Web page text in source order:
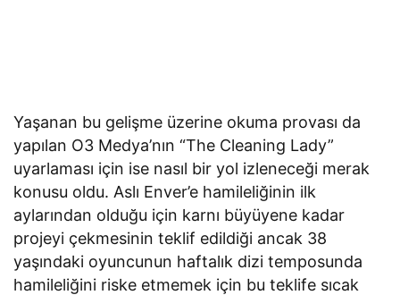
Yaşanan bu gelişme üzerine okuma provası da
yapılan O3 Medya’nın “The Cleaning Lady”
uyarlaması için ise nasıl bir yol izleneceği merak
konusu oldu. Aslı Enver’e hamileliğinin ilk
aylarından olduğu için karnı büyüyene kadar
projeyi çekmesinin teklif edildiği ancak 38
yaşındaki oyuncunun haftalık dizi temposunda
hamileliğini riske etmemek için bu teklife sıcak